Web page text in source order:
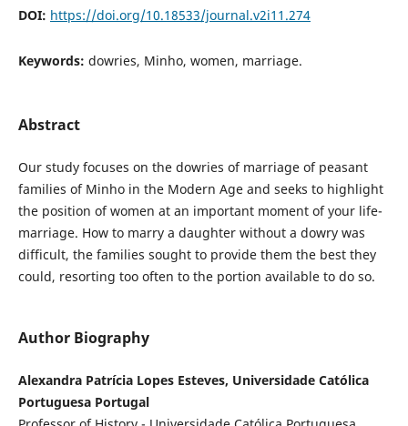
DOI: https://doi.org/10.18533/journal.v2i11.274
Keywords: dowries, Minho, women, marriage.
Abstract
Our study focuses on the dowries of marriage of peasant
families of Minho in the Modern Age and seeks to highlight
the position of women at an important moment of your life-
marriage. How to marry a daughter without a dowry was
difficult, the families sought to provide them the best they
could, resorting too often to the portion available to do so.
Author Biography
Alexandra Patrícia Lopes Esteves, Universidade Católica
Portuguesa Portugal